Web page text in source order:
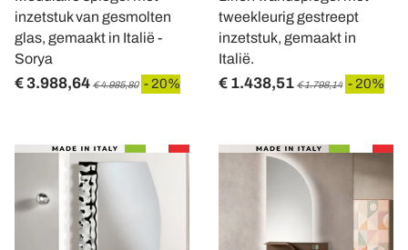
inzetstuk van gesmolten
glas, gemaakt in Italië -
Sorya
€ 3.988,64 € 4.985,80 - 20%
tweekleurig gestreept
inzetstuk, gemaakt in
Italië.
€ 1.438,51 € 1.798,14 - 20%